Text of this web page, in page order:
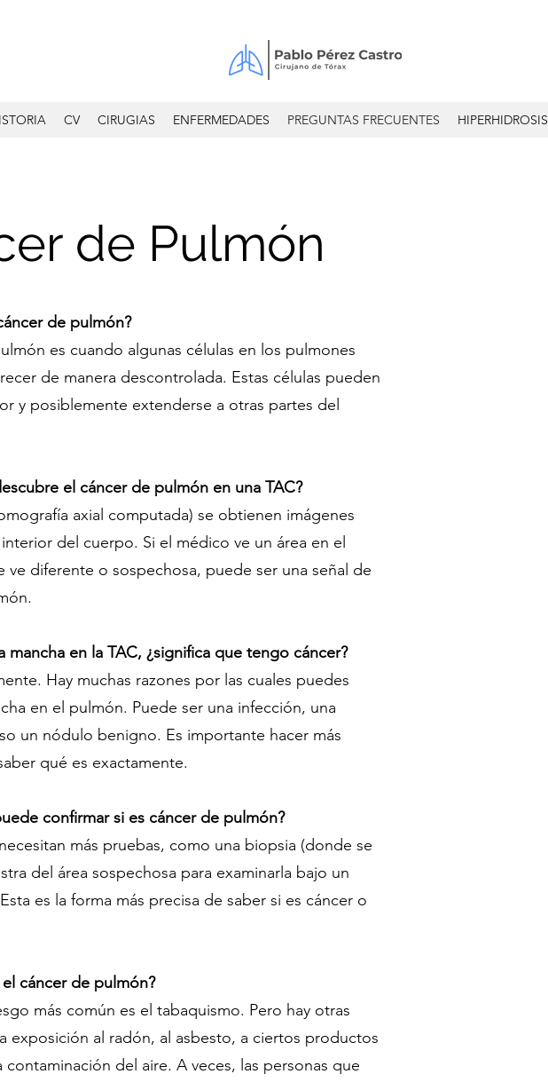
CV CIRUGIAS ENFERMEDADES PREGUNTAS FRECUENTES HIPERHIDROSIS
de Pulmón
de pulmón?
es cuando algunas células en los pulmones
de manera descontrolada. Estas células pueden
y posiblemente extenderse a otras partes del
el cáncer de pulmón en una TAC?
axial computada) se obtienen imágenes
del cuerpo. Si el médico ve un área en el
ve diferente o sospechosa, puede ser una señal de
mancha en la TAC, ¿significa que tengo cáncer?
Hay muchas razones por las cuales puedes
en el pulmón. Puede ser una infección, una
un nódulo benigno. Es importante hacer más
qué es exactamente.
confirmar si es cáncer de pulmón?
más pruebas, como una biopsia (donde se
del área sospechosa para examinarla bajo un
es la forma más precisa de saber si es cáncer o
cáncer de pulmón?
más común es el tabaquismo. Pero hay otras
exposición al radón, al asbesto, a ciertos productos
contaminación del aire. A veces, las personas que